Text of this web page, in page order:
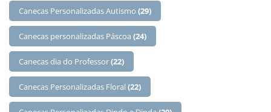
Canecas Personalizadas Autismo (29)
Canecas personalizadas Páscoa (24)
Canecas dia do Professor(22)
Canecas Personalizadas Floral (22)